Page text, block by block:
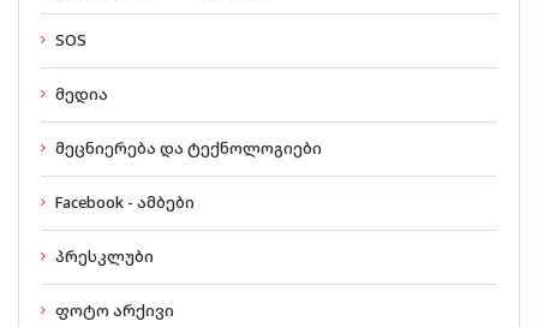
SOS
მედია
მეცნიერება და ტექნოლოგიები
Facebook - ამბები
პრესკლუბი
ფოტო არქივი